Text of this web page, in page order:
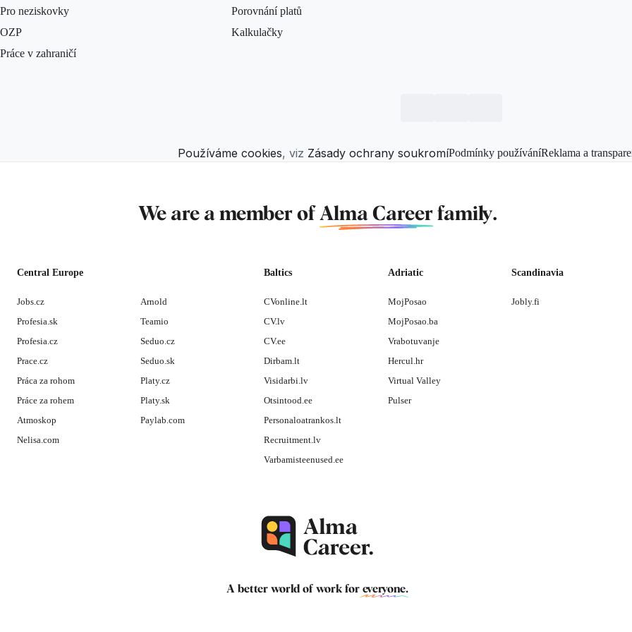
Pro neziskovky
OZP
Práce v zahraničí
Porovnání platů
Kalkulačky
Používáme cookies, viz Zásady ochrany soukromíPodmínky používáníReklama a
We are a member of Alma Careerfamily.
Central Europe
Jobs.cz
Profesia.sk
Profesia.cz
Prace.cz
Práca za rohom
Práce za rohem
Atmoskop
Nelisa.com
Arnold
Teamio
Seduo.cz
Seduo.sk
Platy.cz
Platy.sk
Paylab.com
Baltics
CVonline.lt
CV.lv
CV.ee
Dirbam.lt
Visidarbi.lv
Otsintood.ee
Personaloatrankos.lt
Recruitment.lv
Varbamisteenused.ee
Adriatic
MojPosao
MojPosao.ba
Vrabotuvanje
Hercul.hr
Virtual Valley
Pulser
Scandinavia
Jobly.fi
A better world of work for everyone.